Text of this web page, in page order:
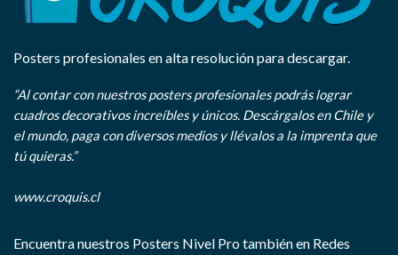
Posters profesionales en alta resolución para descargar.
“Al contar con nuestros posters profesionales podrás lograr
cuadros decorativos increíbles y únicos. Descárgalos en Chile y
el mundo, paga con diversos medios y llévalos a la imprenta que
tú quieras.”
www.croquis.cl
Encuentra nuestros Posters Nivel Pro también en Redes